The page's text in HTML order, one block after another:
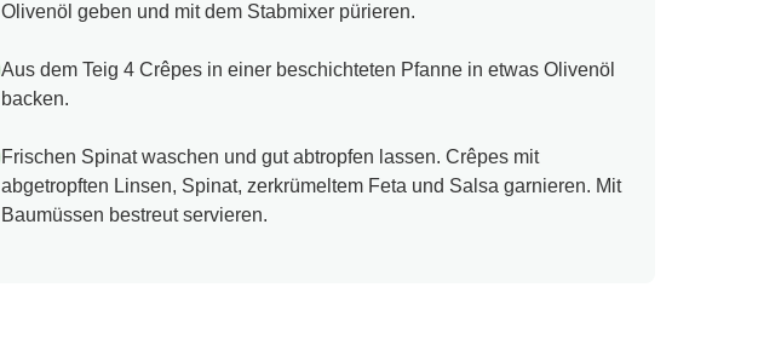
Olivenöl geben und mit dem Stabmixer pürieren.
Aus dem Teig 4 Crêpes in einer beschichteten Pfanne in etwas Olivenöl
backen.
Frischen Spinat waschen und gut abtropfen lassen. Crêpes mit
abgetropften Linsen, Spinat, zerkrümeltem Feta und Salsa garnieren. Mit
Baumüssen bestreut servieren.